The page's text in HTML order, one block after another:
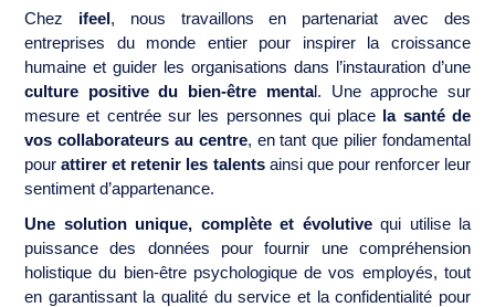
Chez ifeel, nous travaillons en partenariat avec des
entreprises du monde entier pour inspirer la croissance
humaine et guider les organisations dans l’instauration d’une
culture positive du bien-être mental. Une approche sur
mesure et centrée sur les personnes qui place la santé de
vos collaborateurs au centre, en tant que pilier fondamental
pourattirer et retenir les talentsainsi que pour renforcer leur
sentiment d’appartenance.
Une solution unique, complète et évolutivequi utilise la
puissance des données pour fournir une compréhension
holistique du bien-être psychologique de vos employés, tout
en garantissant la qualité du service et la confidentialité pour